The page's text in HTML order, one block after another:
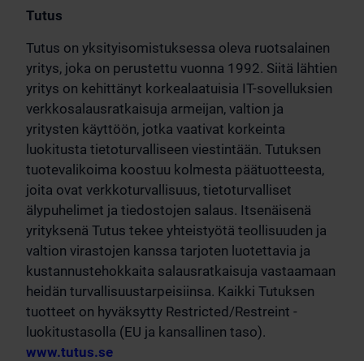
Tutus
Tutus on yksityisomistuksessa oleva ruotsalainen
yritys, joka on perustettu vuonna 1992. Siitä lähtien
yritys on kehittänyt korkealaatuisia IT-sovelluksien
verkkosalausratkaisuja armeijan, valtion ja
yritysten käyttöön, jotka vaativat korkeinta
luokitusta tietoturvalliseen viestintään. Tutuksen
tuotevalikoima koostuu kolmesta päätuotteesta,
joita ovat verkkoturvallisuus, tietoturvalliset
älypuhelimet ja tiedostojen salaus. Itsenäisenä
yrityksenä Tutus tekee yhteistyötä teollisuuden ja
valtion virastojen kanssa tarjoten luotettavia ja
kustannustehokkaita salausratkaisuja vastaamaan
heidän turvallisuustarpeisiinsa. Kaikki Tutuksen
tuotteet on hyväksytty Restricted/Restreint -
luokitustasolla (EU ja kansallinen taso).
www.tutus.se